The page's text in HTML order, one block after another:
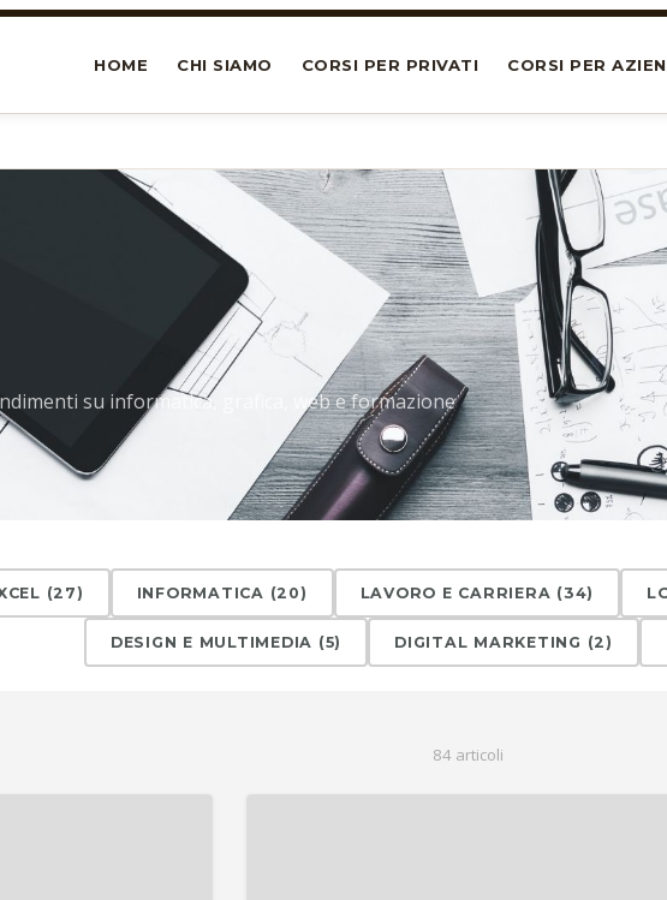
HOME CHI SIAMO CORSI PER PRIVATI CORSI PER
su informatica, grafica, web e formazione
(27) INFORMATICA (20) LAVORO E CARRIERA (34)
DESIGN E MULTIMEDIA (5) DIGITAL MARKETING (2)
84articoli